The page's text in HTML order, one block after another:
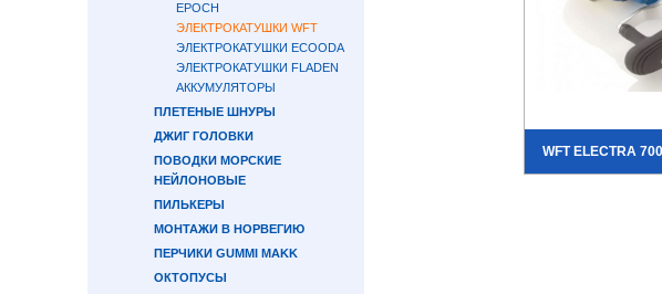
EPOCH
ЭЛЕКТРОКАТУШКИ WFT
ЭЛЕКТРОКАТУШКИ ECOODA
ЭЛЕКТРОКАТУШКИ FLADEN
АККУМУЛЯТОРЫ
ПЛЕТЕНЫЕ ШНУРЫ
ДЖИГ ГОЛОВКИ
ПОВОДКИ МОРСКИЕ
НЕЙЛОНОВЫЕ
ПИЛЬКЕРЫ
МОНТАЖИ В НОРВЕГИЮ
ПЕРЧИКИ GUMMI MAKK
ОКТОПУСЫ
WFT ELECTRA